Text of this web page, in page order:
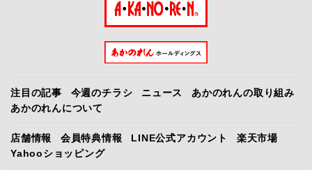
注目の記事 今週のチラシ ニュース
あかのれんの取り組み
あかのれんについて
店舗情報 会員特典情報 LINE公式アカウント
楽天市場
Yahooショッピング